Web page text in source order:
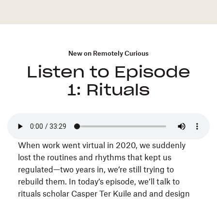
New on Remotely Curious
Listen to Episode
1: Rituals
When work went virtual in 2020, we suddenly
lost the routines and rhythms that kept us
regulated—two years in, we’re still trying to
rebuild them. In today’s episode, we’ll talk to
rituals scholar Casper Ter Kuile and and design